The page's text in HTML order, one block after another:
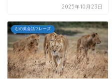
2025年10月23日
むの英会話フレーズ